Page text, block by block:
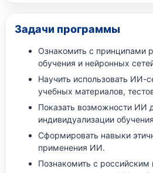
Задачи программы
Ознакомить с принципами
обучения и нейронных
Научить использовать ИИ-
учебных материалов,
Показать возможности ИИ
индивидуализации
Сформировать навыки
применения ИИ.
Познакомить с